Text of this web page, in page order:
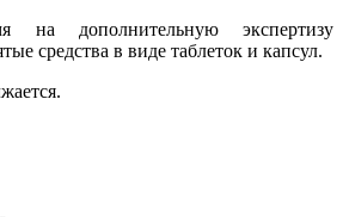
на дополнительную экспертизу
средства в виде таблеток и капсул.